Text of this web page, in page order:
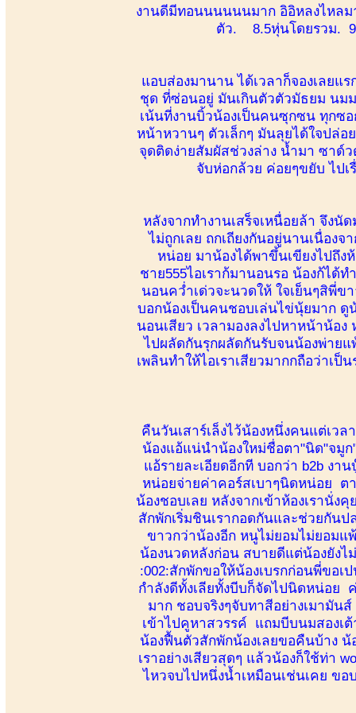
งานดีมีทอนนนนนนมาก อิอิหลงไหล
ตัว. 8.5หุ่นโดยรวม. 9
แอบส่องมานาน ได้เวลาก็จองเลยแ
ชุด ที่ซ่อนอยู่ มันเกินตัวตัวมัธยม นม
เน้นที่งานบิ้วน้องเป็นคนซุกซน ทุกซ
หน้าหวานๆ ตัวเล็กๆ มันลุยได้ใจปล่อ
จุดติดง่ายสัมผัสช่วงล่าง น้ำมา ซาด์ว
จับห่อกล้วย ค่อยๆขยับ ไป
หลังจากทำงานเสร็จเหนื่อยล้า จึงนั
ไม่ถูกเลย ถกเถียงกันอยู่นานเนื่อง
หน่อย มาน้องได้พาขึ้นเขียงไปถึง
ชาย555ไอเราก้มานอนรอ น้องก้ได้ท
นอนคว่ำเด่วจะนวดให้ ใจเย็นๆสิพี่ข
บอกน้องเป็นคนชอบเล่นไข่นุ้ยมาก ดูน้
นอนเสียว เวลามองลงไปหาหน้าน้อง
ไปผลัดกันรุกผลัดกันรับจนน้องพ่าย
เพลินทำให้ไอเราเสียวมากกถือว่าเ
คืนวันเสาร์เล็งไว้น้องหนึ่งคนแต่เว
น้องแอ้แน่นำน้องใหม่ชื่อตา"นิด"จมู
แอ้รายละเอียดอีกที บอกว่า b2b ง
หน่อยจ่ายค่าคอร์สเบาๆนิดหน่อย ต
น้องชอบเลย หลังจากเข้าห้องเรานั่
สักพักเริ่มชินเรากอดกันและช่วยกันป
ขาวกว่าน้องอีก หนูไม่ยอมไม่ยอมแ
น้องนวดหลังก่อน สบายดีแต่น้องยังไ
:002:สักพักขอให้น้องเบรกก่อนพี่ขอเ
กำลังดีทั้งเลียทั้งบีบก็จัดไปนิดหน่อย
มาก ชอบจริงๆจับทาสีอย่างเมามัน
เข้าไปคูหาสวรรค์ แถมบีบนมสองเ
น้องฟื้นตัวสักพักน้องเลยขอคืนบ้าง น้
เราอย่างเสียวสุดๆ แล้วน้องก็ใช้ท่า
ไหวจบไปหนึ่งน้ำเหมือนเช่นเคย ข